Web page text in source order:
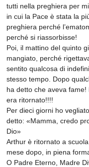
tutti nella preghiera per
in cui la Pace è stata la
preghiera perché
perché si riassorbisse!
Poi, il mattino del quinto
mangiato, perché
sentito qualcosa di
stesso tempo. Dopo
ha detto che aveva
era ritornato!!!!
Per dieci giorni ho
detto: «Mamma, credo
Dio»
Arthur è ritornato a
mese dopo, in piena
O Padre Eterno, Madre